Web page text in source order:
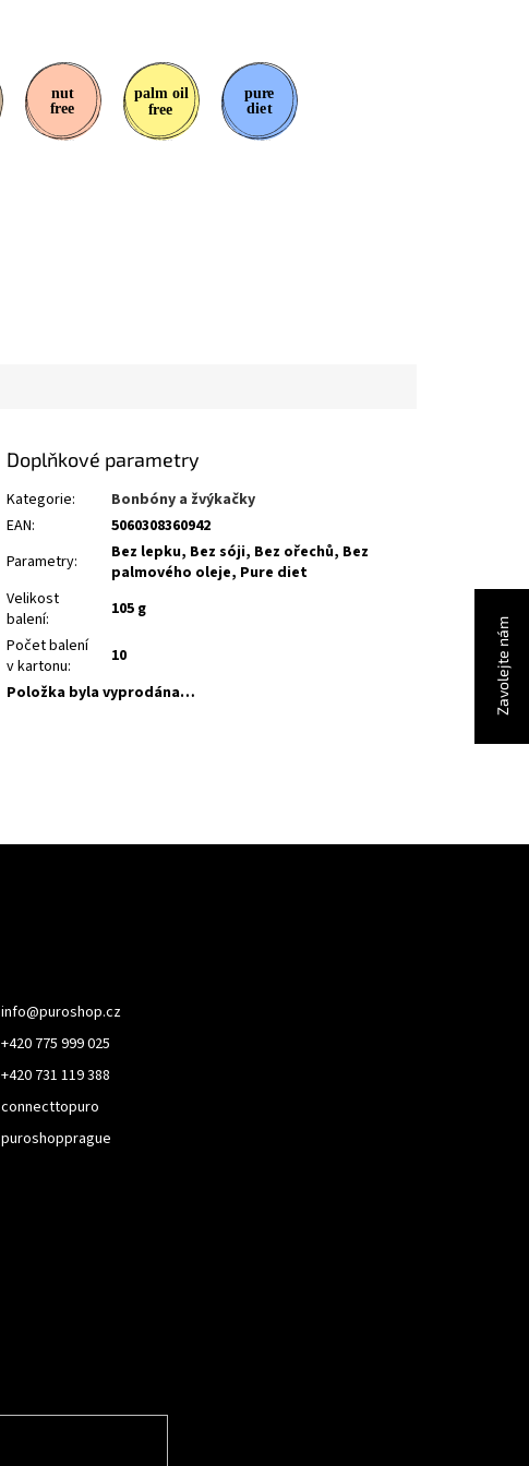
Zavolejte nám
Doplňkové parametry
Kategorie:
Bonbóny a žvýkačky
EAN:
5060308360942
Parametry:
Bez lepku, Bez sóji, Bez ořechů, Bez
palmového oleje, Pure diet
Velikost
balení:
105 g
Počet balení
v kartonu:
10
Položka byla vyprodána…
info@puroshop.cz
+420 775 999 025
+420 731 119 388
connecttopuro
puroshopprague